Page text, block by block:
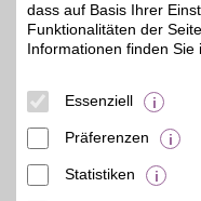
© BSW
dass auf Basis Ihrer
Funktionalitäten der
Informationen finden Sie
Essenziell
Präferenzen
Statistiken